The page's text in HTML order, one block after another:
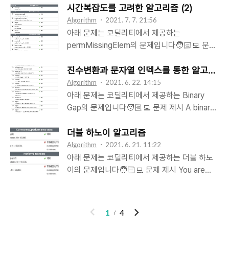
경화가 한 상자에 담으려는 귤의 개수 k와 귤의
크기를 담은 배열 ..
에 점을 찍습니다. 원점과 거리가 d를 넘는 위치
에는 점을 찍지 않습니다. 예를 들어, k가 2, d가
4인 경우에는 (0, 0), (0, 2), (0, 4), (2, 0), (2,
2), (4, 0) 위치에 점을 찍어 총 6개의 점을 찍습
d가 주어졌..
and you have two possible operations on
them: increase(X) − counter X is
increased by 1, max counter − all counters
are set to the maximum value of any
integers is given. This array represents
consecutive operations: if A[K] = X, such
that 1 ≤ X ≤ N, then operation K is..
시간복잡도를 고려한 알고리즘 (2)
Algorithm 2021. 7. 7. 21:56
아래 문제는 코딜리티에서 제공하는
permMissingElem의 문제입니다🧑🏻‍💻 문제
integers is given. The array contains
integers in the range [1..(N + 1)], which
means that exactly one element is
missing. Write a function: public func
an array A, returns the value of the
missing element. For example, given array
A such that: A[0] = 2 A[1] = 3..
진수변환과 문자열 인덱스를 통한 알고리즘
Algorithm 2021. 6. 22. 14:15
아래 문제는 코딜리티에서 제공하는 Binary
Gap의 문제입니다🧑🏻‍💻 문제 제시 A binary
maximal sequence of consecutive zeros
that is surrounded by ones at both ends
in the binary representation of N. For
example, number 9 has binary
contains two binary gaps: one of length 4
더블 하노이 알고리즘
Algorithm 2021. 6. 21. 11:22
아래 문제는 코딜리티에서 제공하는 더블 하노
이의 문제입니다🧑🏻‍💻 문제 제시 You are
placed in decreasing order of size (smaller
disks on top of bigger ones). On the right
이
1 4
다